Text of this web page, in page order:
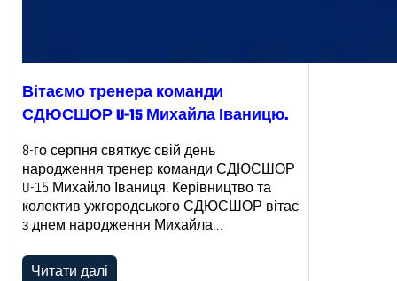
Вітаємо тренера команди
СДЮСШОР U-15 Михайла Іваницю.
8-го серпня святкує свій день
народження тренер команди СДЮСШОР
U-15 Михайло Іваниця. Керівництво та
колектив ужгородського СДЮСШОР вітає
з днем народження Михайла…
Читати далі